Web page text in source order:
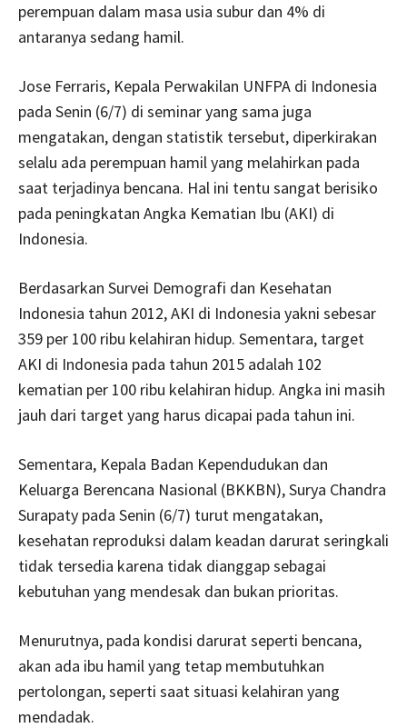
perempuan dalam masa usia subur dan 4% di
antaranya sedang hamil.
Jose Ferraris, Kepala Perwakilan UNFPA di Indonesia
pada Senin (6/7) di seminar yang sama juga
mengatakan, dengan statistik tersebut, diperkirakan
selalu ada perempuan hamil yang melahirkan pada
saat terjadinya bencana. Hal ini tentu sangat berisiko
pada peningkatan Angka Kematian Ibu (AKI) di
Indonesia.
Berdasarkan Survei Demografi dan Kesehatan
Indonesia tahun 2012, AKI di Indonesia yakni sebesar
359 per 100 ribu kelahiran hidup. Sementara, target
AKI di Indonesia pada tahun 2015 adalah 102
kematian per 100 ribu kelahiran hidup. Angka ini masih
jauh dari target yang harus dicapai pada tahun ini.
Sementara, Kepala Badan Kependudukan dan
Keluarga Berencana Nasional (BKKBN), Surya Chandra
Surapaty pada Senin (6/7) turut mengatakan,
kesehatan reproduksi dalam keadan darurat seringkali
tidak tersedia karena tidak dianggap sebagai
kebutuhan yang mendesak dan bukan prioritas.
Menurutnya, pada kondisi darurat seperti bencana,
akan ada ibu hamil yang tetap membutuhkan
pertolongan, seperti saat situasi kelahiran yang
mendadak.